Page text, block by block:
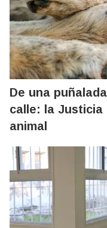
De una
calle: la Justicia
animal